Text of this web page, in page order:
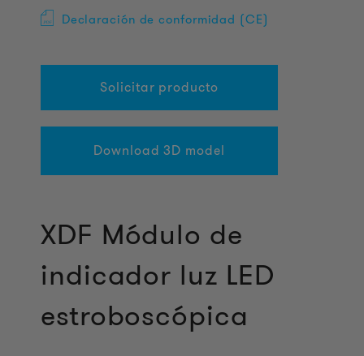
Declaración de conformidad (CE)
Solicitar producto
Download 3D model
XDF Módulo de
indicador luz LED
estroboscópica